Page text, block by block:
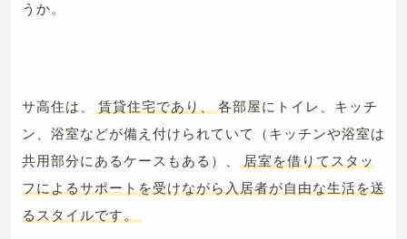
うか。
サ高住は、 賃貸住宅であり、
各部屋にトイレ、キッチ
ン、浴室などが備え付けられていて（キッチンや浴室は
共用部分にあるケースもある）、
居室を借りてスタッ
フによるサポートを受けながら入居者が自由な生活を送
るスタイルです。